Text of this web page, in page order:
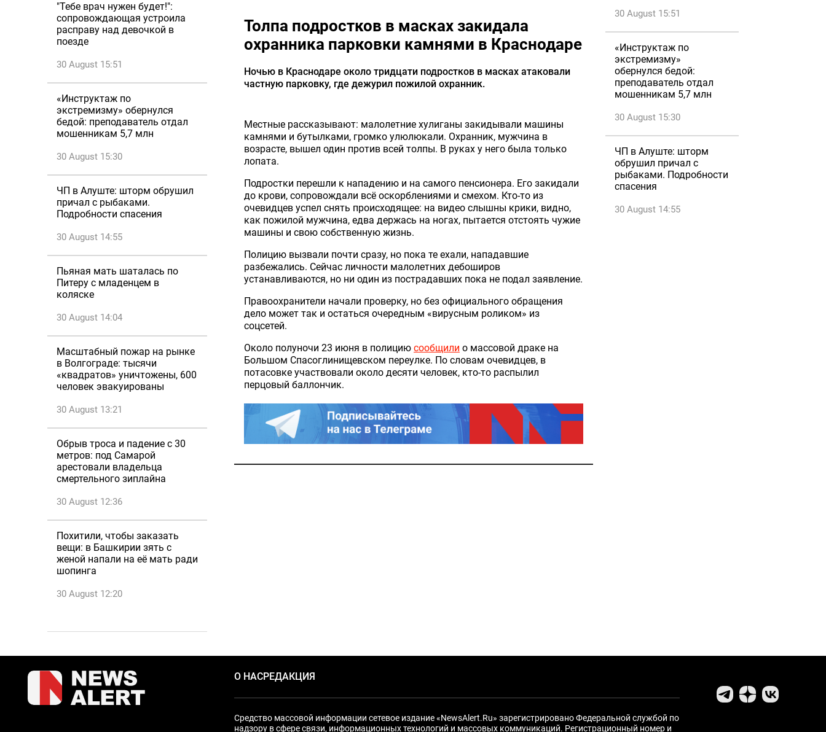
"Тебе врач нужен будет!":
сопровождающая устроила
расправу над девочкой в
поезде
30 August 15:51
«Инструктаж по
экстремизму» обернулся
бедой: преподаватель отдал
мошенникам 5,7 млн
30 August 15:30
ЧП в Алуште: шторм обрушил
причал с рыбаками.
Подробности спасения
30 August 14:55
Пьяная мать шаталась по
Питеру с младенцем в
коляске
30 August 14:04
Масштабный пожар на рынке
в Волгограде: тысячи
«квадратов» уничтожены, 600
человек эвакуированы
30 August 13:21
Обрыв троса и падение с 30
метров: под Самарой
арестовали владельца
смертельного зиплайна
30 August 12:36
Похитили, чтобы заказать
вещи: в Башкирии зять с
женой напали на её мать ради
шопинга
30 August 12:20
Толпа подростков в масках закидала
охранника парковки камнями в Краснодаре
Ночью в Краснодаре около тридцати подростков в масках атаковали
частную парковку, где дежурил пожилой охранник.
Местные рассказывают: малолетние хулиганы закидывали машины
камнями и бутылками, громко улюлюкали. Охранник, мужчина в
возрасте, вышел один против всей толпы. В руках у него была только
лопата.
Подростки перешли к нападению и на самого пенсионера. Его закидали
до крови, сопровождали всё оскорблениями и смехом. Кто-то из
очевидцев успел снять происходящее: на видео слышны крики, видно,
как пожилой мужчина, едва держась на ногах, пытается отстоять чужие
машины и свою собственную жизнь.
Полицию вызвали почти сразу, но пока те ехали, нападавшие
разбежались. Сейчас личности малолетних дебоширов
устанавливаются, но ни один из пострадавших пока не подал заявление.
Правоохранители начали проверку, но без официального обращения
дело может так и остаться очередным «вирусным роликом» из
соцсетей.
Около полуночи 23 июня в полицию сообщили о массовой драке на
Большом Спасоглинищевском переулке. По словам очевидцев, в
потасовке участвовали около десяти человек, кто-то распылил
перцовый баллончик.
30 August 15:51
«Инструктаж по
экстремизму»
обернулся бедой:
преподаватель отдал
мошенникам 5,7 млн
30 August 15:30
ЧП в Алуште: шторм
обрушил причал с
рыбаками. Подробности
спасения
30 August 14:55
О НАСРЕДАКЦИЯ
Средство массовой информации сетевое издание «NewsAlert.Ru» зарегистрировано Федеральной службой по
надзору в сфере связи, информационных технологий и массовых коммуникаций. Регистрационный номер и